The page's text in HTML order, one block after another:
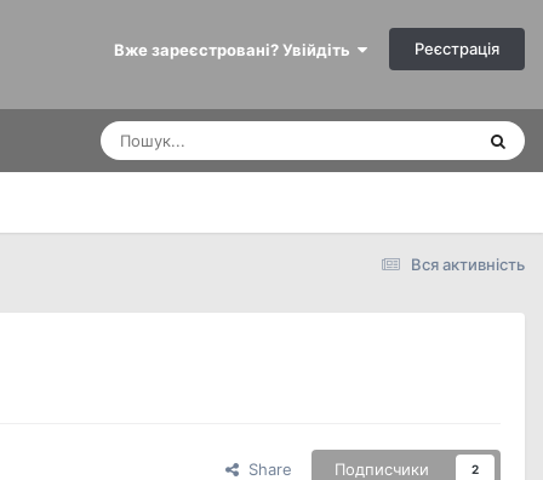
Вже зареєстровані? Увійдіть Реєстрація
Вся активність
Share Подписчики 2